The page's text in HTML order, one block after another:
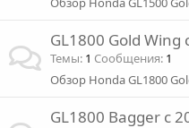
GL1800 Gold Wing
Темы 1 Сообщения 1
Обзор Honda GL1800
GL1800 Bagger с